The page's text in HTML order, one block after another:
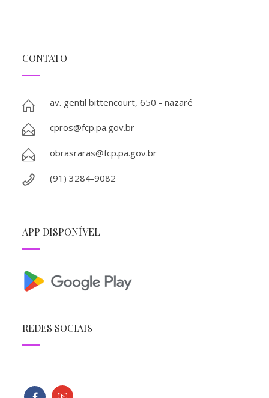
CONTATO
av. gentil bittencourt, 650 - nazaré
cpros@fcp.pa.gov.br
obrasraras@fcp.pa.gov.br
(91) 3284-9082
APP DISPONÍVEL
REDES SOCIAIS